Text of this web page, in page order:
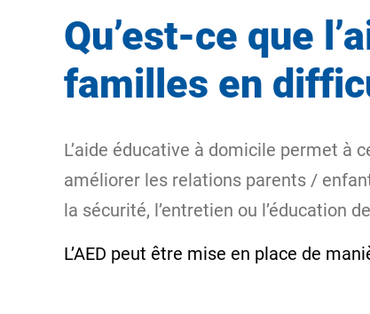
Qu’est-ce que
familles en
L’aide éducative à domicile permet à
améliorer les relations parents /
la sécurité, l’entretien ou l’éducation
L’AED peut être mise en place de